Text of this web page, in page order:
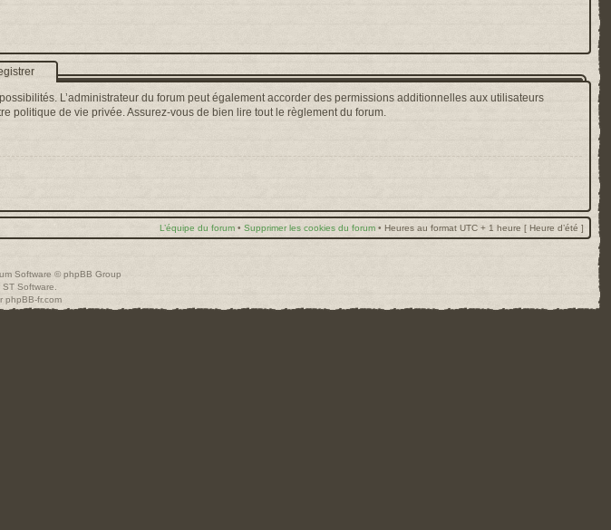
L’administrateur du forum peut également accorder des permissions additionnelles aux utilisateurs
politique de vie privée. Assurez-vous de bien lire tout le règlement du forum.
L’équipe du forum • Supprimer les cookies du forum • Heures au format UTC + 1 heure [ Heure d’été ]
Software © phpBB Group
ST Software
phpBB-fr.com